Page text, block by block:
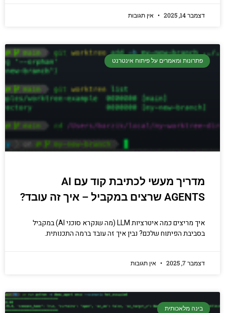
דצמבר 14, 2025 אין תגובות
פתרונות ומאמרים על פיתוח אינטרנט
מדריך מעשי לכתיבת קוד עם AI
AGENTS שרצים במקביל – איך זה עובד?
איך מריצים כמה איטרציות LLM (מה שנקרא סוכני AI) במקביל
בסביבת הפיתוח שלכם? נבין איך זה עובד ברמה התכנותית.
דצמבר 7, 2025 אין תגובות
בינה מלאכותית